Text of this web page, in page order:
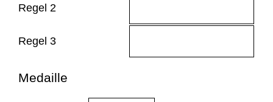
Regel 2
Regel 3
Medaille